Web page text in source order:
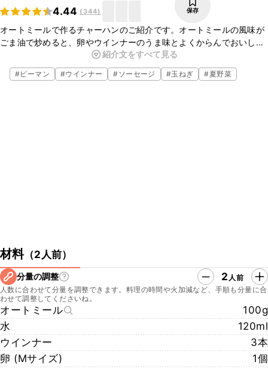
4.44 ( 344) 保存
オートミールで作るチャーハンのご紹介です。オートミールの風味が
ごま油で炒めると、卵やウインナーのうま味とよくからんでおいしい
ですよ。パラパラとして、ごはんで作るチャーハンとは少し違う食感
と風味ででクセになるお味です。ぜひお試しくださいね。
紹介文をすべて見る
#ピーマン #ウインナー #ソーセージ #玉ねぎ #夏野菜
材料（2人前）
分量の調整 2 人前
人数に合わせて分量を調整できます。料理の時間や火加減など、手順も分量に合
わせて調整してくださいね。
オートミール
100g
水
120ml
ウインナー
3本
卵 (Mサイズ)
1個